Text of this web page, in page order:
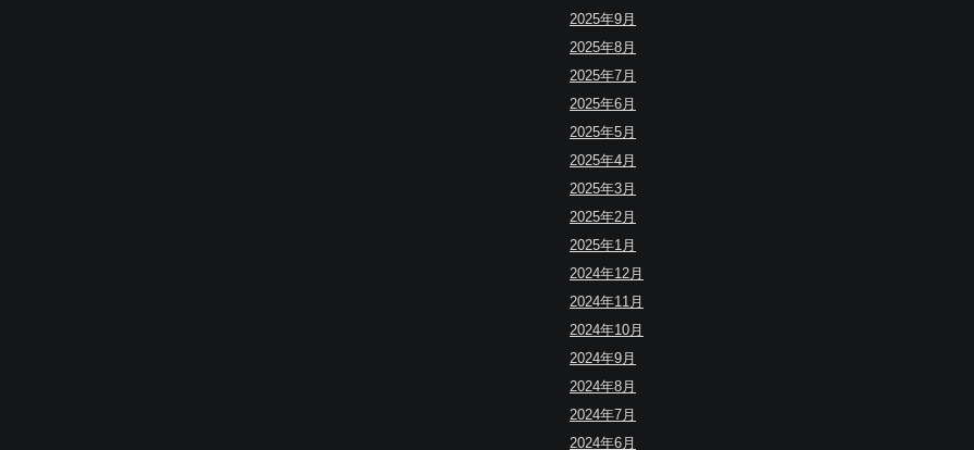
2025年9月
2025年8月
2025年7月
2025年6月
2025年5月
2025年4月
2025年3月
2025年2月
2025年1月
2024年12月
2024年11月
2024年10月
2024年9月
2024年8月
2024年7月
2024年6月